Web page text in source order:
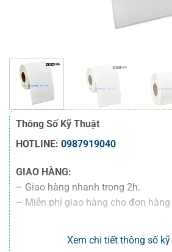
Thông Số Kỹ Thuật
HOTLINE: 0987919040
GIAO HÀNG:
– Giao hàng nhanh trong 2h.
– Miễn phí giao hàng cho đơn
– Miễn phí giao hàng 100 km cho
Xem chi tiết thông số